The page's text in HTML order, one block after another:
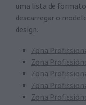
uma lista de
descarregar o
design.
Zona
Zona
Zona
Zona
Zona